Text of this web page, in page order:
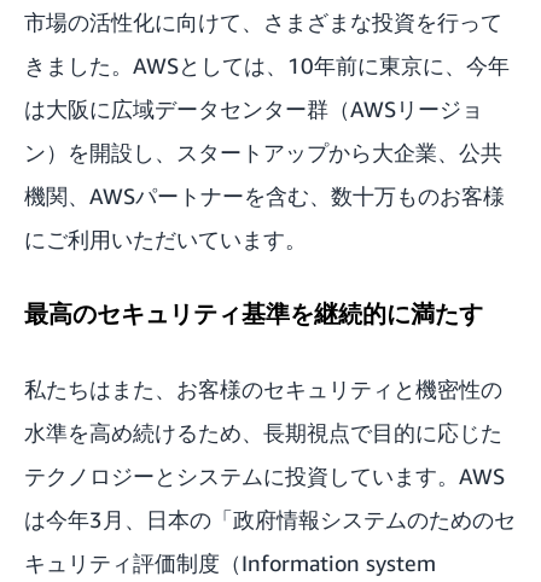
市場の活性化に向けて、さまざまな投資を行って
きました。AWSとしては、10年前に東京に、今年
は大阪に広域データセンター群（AWSリージョ
ン）を開設 し、スタートアップから大企業、公共
機関、AWSパートナーを含む、数十万ものお客様
にご利用いただいています。
最高のセキュリティ基準を継続的に満たす
私たちはまた、お客様のセキュリティと機密性の
水準を高め続けるため、長期視点で目的に応じた
テクノロジーとシステムに投資しています。AWS
は今年3月、日本の「政府情報システムのためのセ
キュリティ評価制度（Information system